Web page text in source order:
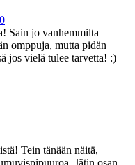
Sain jo vanhemmilta
omppuja, mutta pidän
jos vielä tulee tarvetta! :)
Tein tänään näitä,
Jätin osan